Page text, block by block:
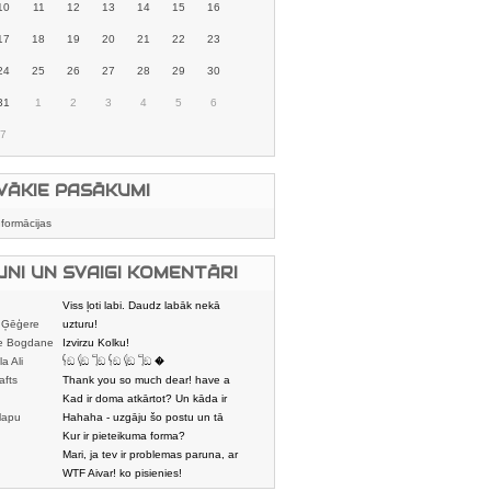
11 12 13 14 15 16
18 19 20 21 22 23
25 26 27 28 29 30
1 2 3 4 5 6
7
PASĀKUMI
UN SVAIGI KOMENTĀRI
Viss ļoti labi. Daudz labāk nekā
karstmaizīšu
uzturu!
Bogdane
Izvirzu Kolku!
Ali
𓌜ඞ 𓌱ඞ 𓌏ඞ 𓌜ඞ 𓌱ඞ 𓌏ඞ �
Thank you so much dear! have a
nice day
Kad ir doma atkārtot? Un kāda ir
aptuvenā dalī
Hahaha - uzgāju šo postu un tā
sasmējos. Četr
Kur ir pieteikuma forma?
Mari, ja tev ir problemas paruna, ar
mani tiesi. E
WTF Aivar! ko pisienies!